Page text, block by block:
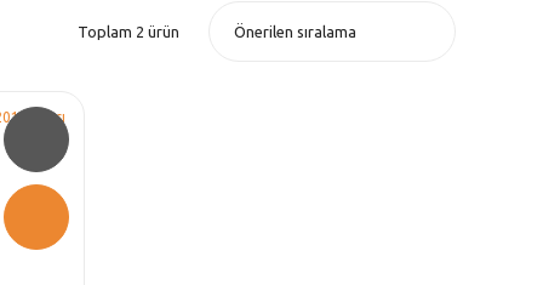
Toplam 2 ürün